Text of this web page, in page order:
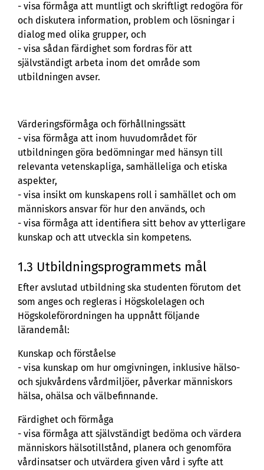
- visa förmåga att muntligt och skriftligt redogöra för
och diskutera information, problem och lösningar i
dialog med olika grupper, och
- visa sådan färdighet som fordras för att
självständigt arbeta inom det område som
utbildningen avser.
Värderingsförmåga och förhållningssätt
- visa förmåga att inom huvudområdet för
utbildningen göra bedömningar med hänsyn till
relevanta vetenskapliga, samhälleliga och etiska
aspekter,
- visa insikt om kunskapens roll i samhället och om
människors ansvar för hur den används, och
- visa förmåga att identifiera sitt behov av ytterligare
kunskap och att utveckla sin kompetens.
1.3 Utbildningsprogrammets mål
Efter avslutad utbildning ska studenten förutom det
som anges och regleras i Högskolelagen och
Högskoleförordningen ha uppnått följande
lärandemål:
Kunskap och förståelse
- visa kunskap om hur omgivningen, inklusive hälso-
och sjukvårdens vårdmiljöer, påverkar människors
hälsa, ohälsa och välbefinnande.
Färdighet och förmåga
- visa förmåga att självständigt bedöma och värdera
människors hälsotillstånd, planera och genomföra
vårdinsatser och utvärdera given vård i syfte att